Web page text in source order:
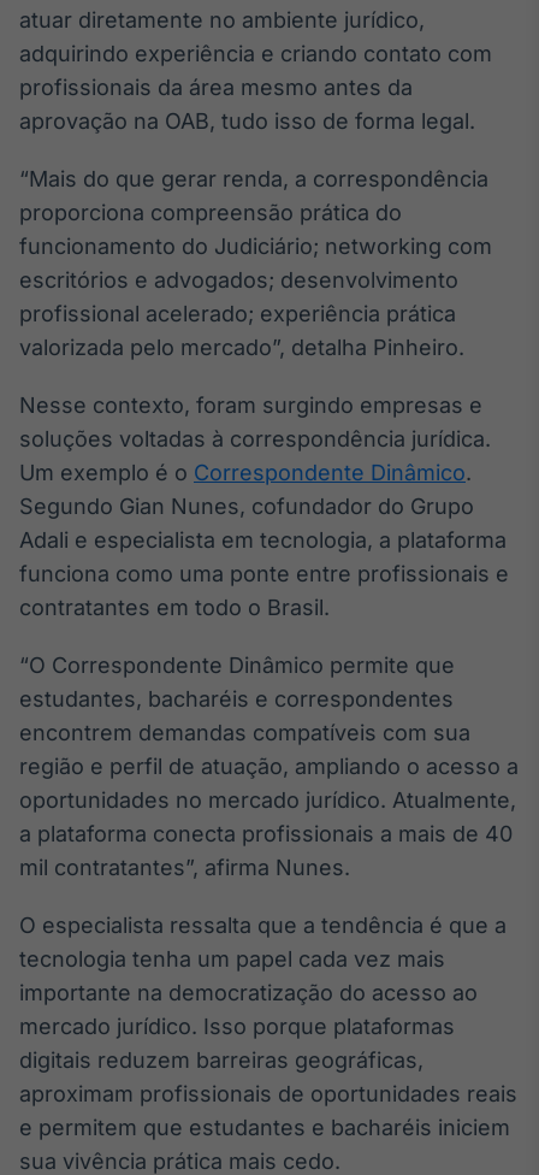
Tokenização
de ativos
Em breve
Crédito
Em breve
atuar diretamente no ambiente jurídico,
adquirindo experiência e criando contato com
profissionais da área mesmo antes da
aprovação na OAB, tudo isso de forma legal.
“Mais do que gerar renda, a correspondência
proporciona compreensão prática do
funcionamento do Judiciário; networking com
escritórios e advogados; desenvolvimento
profissional acelerado; experiência prática
valorizada pelo mercado”, detalha Pinheiro.
Nesse contexto, foram surgindo empresas e
soluções voltadas à correspondência jurídica.
Um exemplo é o Correspondente Dinâmico.
Segundo Gian Nunes, cofundador do Grupo
Adali e especialista em tecnologia, a plataforma
funciona como uma ponte entre profissionais e
contratantes em todo o Brasil.
“O Correspondente Dinâmico permite que
estudantes, bacharéis e correspondentes
encontrem demandas compatíveis com sua
região e perfil de atuação, ampliando o acesso a
oportunidades no mercado jurídico. Atualmente,
a plataforma conecta profissionais a mais de 40
mil contratantes”, afirma Nunes.
O especialista ressalta que a tendência é que a
tecnologia tenha um papel cada vez mais
importante na democratização do acesso ao
mercado jurídico. Isso porque plataformas
digitais reduzem barreiras geográficas,
aproximam profissionais de oportunidades reais
e permitem que estudantes e bacharéis iniciem
sua vivência prática mais cedo.